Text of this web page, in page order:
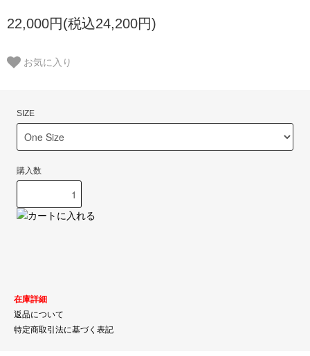
22,000円(税込24,200円)
お気に入り
SIZE
購入数
在庫詳細
返品について
特定商取引法に基づく表記